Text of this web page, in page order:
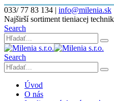
033/ 77 83 134 | info@milenia.sk
Najširší sortiment tieniacej
Search
Search
Úvod
O nás